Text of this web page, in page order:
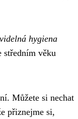
hygiena
středním věku
Můžete si nechat
přiznejme si,